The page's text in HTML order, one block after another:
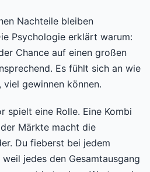
Nachteile bleiben
Psychologie erklärt warum:
Chance auf einen großen
Es fühlt sich an wie
gewinnen können.
spielt eine Rolle. Eine Kombi
Märkte macht die
Du fieberst bei jedem
jedes den Gesamtausgang